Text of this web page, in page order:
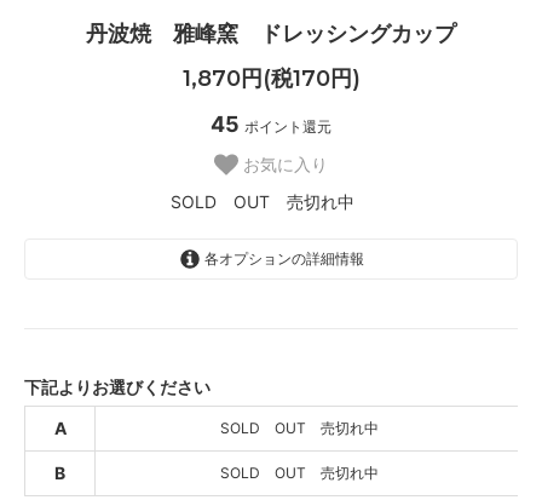
丹波焼 雅峰窯 ドレッシングカップ
1,870円(税170円)
45 ポイント還元
お気に入り
SOLD OUT 売切れ中
各オプションの詳細情報
SOLD OUT 売切れ中
下記よりお選びください
A
SOLD OUT 売切れ中
B SOLD OUT 売切れ中